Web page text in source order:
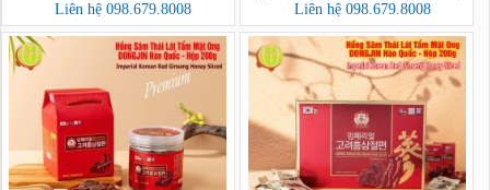
Liên hệ 098.679.8008
Liên hệ 098.679.8008